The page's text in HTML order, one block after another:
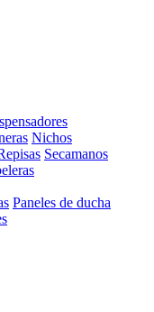
Nichos
Secamanos
Paneles de ducha